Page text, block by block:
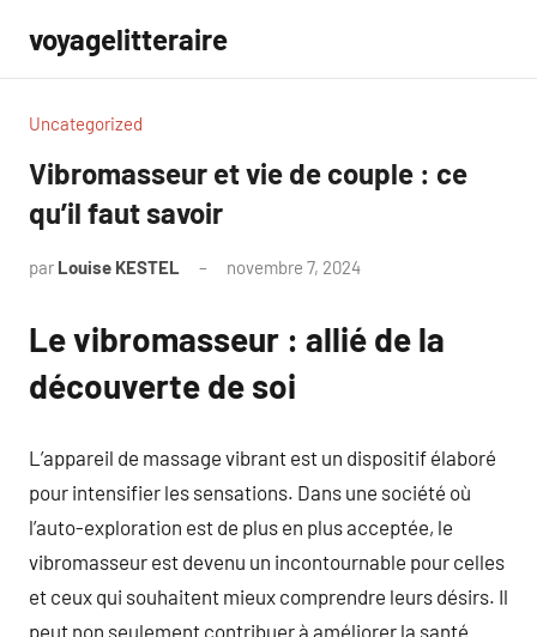
contenu
voyagelitteraire
Uncategorized
Vibromasseur et vie de couple : ce
qu’il faut savoir
par Louise KESTEL novembre 7, 2024
Le vibromasseur : allié de la
découverte de soi
L’appareil de massage vibrant est un dispositif élaboré
pour intensifier les sensations. Dans une société où
l’auto-exploration est de plus en plus acceptée, le
vibromasseur est devenu un incontournable pour celles
et ceux qui souhaitent mieux comprendre leurs désirs. Il
peut non seulement contribuer à améliorer la santé